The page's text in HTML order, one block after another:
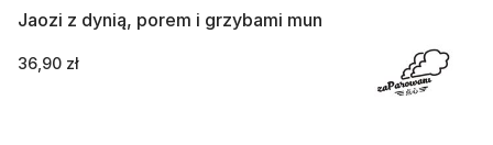
Jaozi z dynią, porem i grzybami mun
36,90 zł